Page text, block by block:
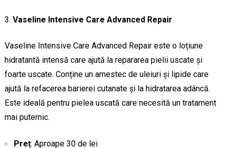
Vaseline Intensive Care Advanced Repair
Vaseline Intensive Care Advanced Repair este o loțiune
hidratantă intensă care ajută la repararea pielii uscate și
foarte uscate. Conține un amestec de uleiuri și lipide care
ajută la refacerea barierei cutanate și la hidratarea adâncă.
Este ideală pentru pielea uscată care necesită un tratament
mai puternic.
Preț: Aproape 30 de lei